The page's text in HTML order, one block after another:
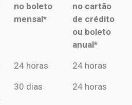
no boleto
mensal*
no cartão
de crédito
ou boleto
anual*
*Pagamento
mensal*
*Pagamento
de crédito
24 horas 24 horas
30 dias 24 horas